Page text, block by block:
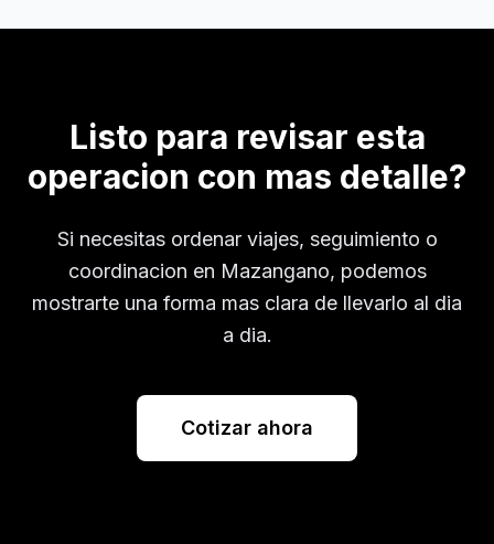
Listo para revisar esta
operacion con mas detalle?
Si necesitas ordenar viajes, seguimiento o
coordinacion en Mazangano, podemos
mostrarte una forma mas clara de llevarlo al dia
a dia.
Cotizar ahora